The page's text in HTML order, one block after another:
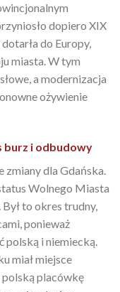
dopiero XIX
do Europy,
miasta. W tym
a modernizacja
ożywienie
burz i odbudowy
zmiany dla Gdańska.
Wolnego Miasta
to okres trudny,
ponieważ
polską i niemiecką.
miał miejsce
polską placówkę